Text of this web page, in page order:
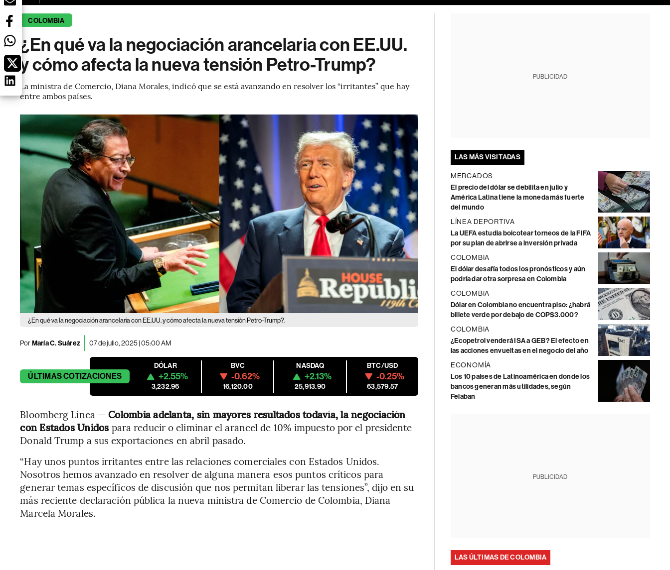
COLOMBIA
¿En qué va la negociación arancelaria con EE.UU.
y cómo afecta la nueva tensión Petro-Trump?
La ministra de Comercio, Diana Morales, indicó que se está avanzando en resolver los “irritantes” que hay
entre ambos países.
¿En qué va la negociación arancelaria con EE.UU. y cómo afecta la nueva tensión Petro-Trump?.
PorMaría C. Suárez 07 de julio, 2025 | 05:00 AM
ÚLTIMASCOTIZACIONES
DÓLAR
+2.55%
3,232.96
BVC
-0.62%
16,120.00
NASDAQ
+2.13%
25,913.90
BTC/USD
-0.25%
63,579.57
Bloomberg Línea —Colombia adelanta, sin mayores resultados todavía, la negociación
con Estados Unidos para reducir o eliminar el arancel de 10% impuesto por el presidente
Donald Trump a sus exportaciones en abril pasado.
“Hay unos puntos irritantes entre las relaciones comerciales con Estados Unidos.
Nosotros hemos avanzado en resolver de alguna manera esos puntos críticos para
generar temas específicos de discusión que nos permitan liberar las tensiones”, dijo en su
más reciente declaración pública la nueva ministra de Comercio de Colombia, Diana
Marcela Morales.
PUBLICIDAD
LAS MÁS VISITADAS
MERCADOS
El precio del dólar se debilita en julio y
América Latina tiene la moneda más fuerte
del mundo
LÍNEA DEPORTIVA
La UEFA estudia boicotear torneos de la FIFA
por su plan de abrirse a inversión privada
COLOMBIA
El dólar desafía todos los pronósticos y aún
podría dar otra sorpresa en Colombia
COLOMBIA
Dólar en Colombia no encuentra piso: ¿habrá
billete verde por debajo de COP$3.000?
COLOMBIA
¿Ecopetrol venderá ISA a GEB? El efecto en
las acciones envueltas en el negocio del año
ECONOMÍA
Los 10 países de Latinoamérica en donde los
bancos generan más utilidades, según
Felaban
PUBLICIDAD
LAS ÚLTIMAS DE COLOMBIA